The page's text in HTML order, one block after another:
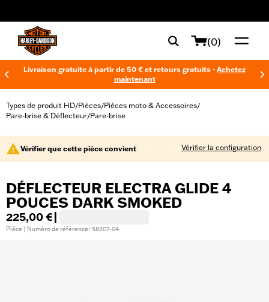
(0)
Livraison gratuite à partir de 50 € et retours gratuits - Achetez
maintenant
Types de produit HD/Pièces/Pièces moto & Accessoires/
Pare-brise & Déflecteur/Pare-brise
Vérifier que cette pièce convient Vérifier la configuration
DÉFLECTEUR ELECTRA GLIDE 4
POUCES DARK SMOKED
225,00 €
Pièce | Numéro de référence : 58207-04